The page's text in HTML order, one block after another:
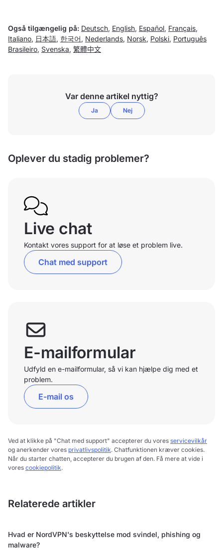
Også tilgængelig på: Deutsch, English, Español, Français,
Italiano, 日本語, 한국어 , Nederlands, Norsk, Polski, Português
Brasileiro, Svenska, 繁體中文
Var denne artikel nyttig?
Ja Nej
Oplever du stadig problemer?
Live chat
Kontakt vores support for at løse et problem live.
Chat med support
E-mailformular
Udfyld en e-mailformular, så vi kan hjælpe dig med et
problem.
E-mail os
Ved at klikke på "Chat med support" accepterer du vores servicevilkår
og anerkender vores privatlivspolitik. Chatfunktionen kræver cookies.
Når du starter chatten, accepterer du brugen af den. Få mere at vide i
vores cookiepolitik.
Relaterede artikler
Hvad er NordVPN's beskyttelse mod svindel, phishing og
malware?